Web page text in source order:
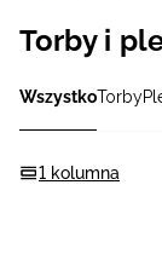
Torby i
WszystkoTorby
1 kolumna